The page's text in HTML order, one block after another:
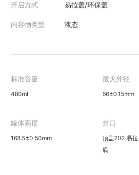
开启方式 易拉盖/环保盖
内容物类型 液态
标准容量
480ml
最大外径
66±0.15mm
罐体高度
168.5±0.50mm
封口
顶盖202 易
底